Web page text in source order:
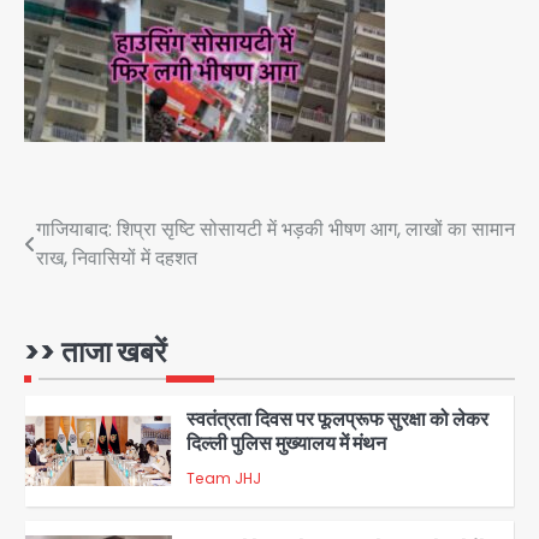
Post
navigation
गाजियाबाद: शिप्रा सृष्टि सोसायटी में भड़की भीषण आग, लाखों का सामान
राख, निवासियों में दहशत
>> ताजा खबरें
4
Rasra Assembly seat: बसपा के
इकलौते विधायक उमाशंकर सिंह का निधन, दो
साल से कैंसर से जूझ रहे थे
Avinash Kumar
5
Team JHJ
1
2
स्वतंत्रता दिवस पर फूलप्रूफ सुरक्षा को लेकर
दिल्ली पुलिस मुख्यालय में मंथन
Team JHJ